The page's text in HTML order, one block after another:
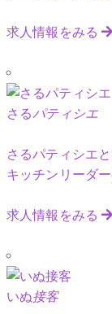
求人情報をみる
さるパティシエ
さるパティシエ
キッチンリーダ
求人情報をみる
いぬ接客